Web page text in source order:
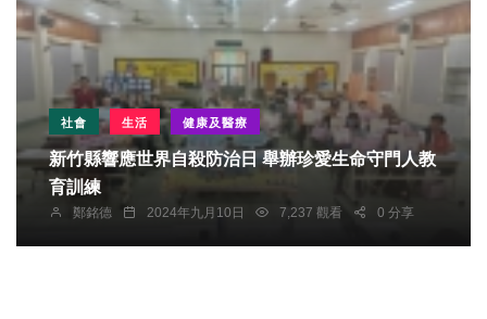
社會 生活 健康及醫療
新竹縣響應世界自殺防治日 舉辦珍愛生命守門人教
育訓練
鄭銘德 2024年九月10日 7,237 觀看 0 分享